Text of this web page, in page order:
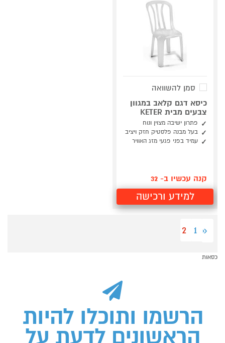
סמן להשוואה
כיסא דגם קלאב במגוון
צבעים מבית KETER
פתרון ישיבה מצוין ונוח
בעל מבנה פלסטיק חזק ויציב
עמיד בפני פגעי מזג האוויר
קנה עכשיו ב- 32
למידע ורכישה
«
1
2
כסאות
הרשמו ותוכלו להיות
הראשונים לדעת על